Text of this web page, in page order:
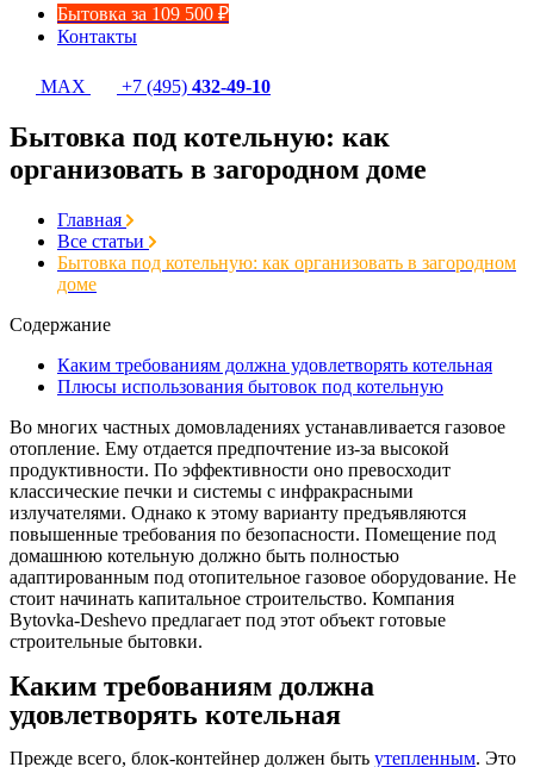
Бытовка за 109 500 ₽
Контакты
MAX +7 (495) 432-49-10
Бытовка под котельную: как
организовать в загородном доме
Главная
Все статьи
Бытовка под котельную: как организовать в загородном
доме
Содержание
Каким требованиям должна удовлетворять котельная
Плюсы использования бытовок под котельную
Во многих частных домовладениях устанавливается газовое
отопление. Ему отдается предпочтение из-за высокой
продуктивности. По эффективности оно превосходит
классические печки и системы с инфракрасными
излучателями. Однако к этому варианту предъявляются
повышенные требования по безопасности. Помещение под
домашнюю котельную должно быть полностью
адаптированным под отопительное газовое оборудование. Не
стоит начинать капитальное строительство. Компания
Bytovka-Deshevo предлагает под этот объект готовые
строительные бытовки.
Каким требованиям должна
удовлетворять котельная
Прежде всего, блок-контейнер должен быть утепленным. Это